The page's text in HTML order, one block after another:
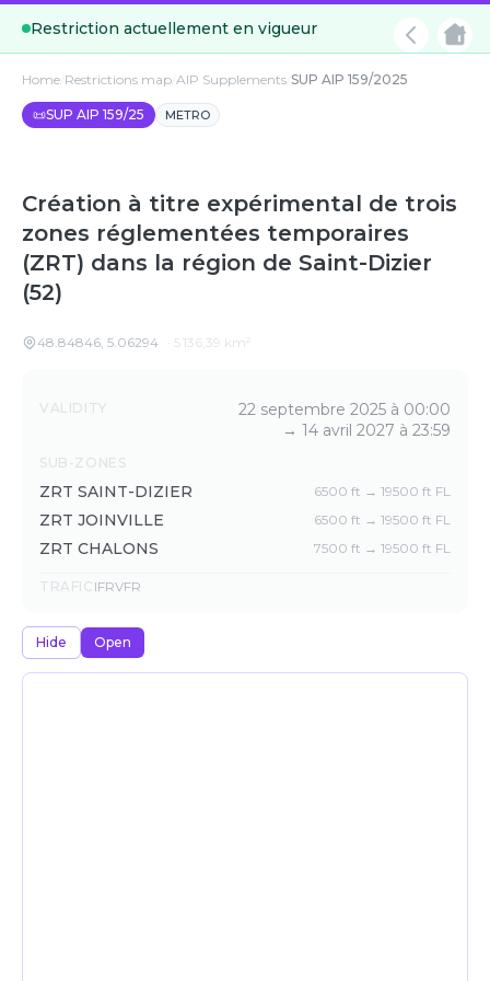
Restriction actuellement en vigueur
Home Restrictions map AIP Supplements SUP AIP 159/2025
📜SUP AIP 159/25 METRO
Création à titre expérimental de trois
zones réglementées temporaires
(ZRT) dans la région de Saint-Dizier
(52)
48.84846, 5.06294 5 136,39 km²
Details
VALIDITY
22 septembre 2025 à 00:00
→ 14 avril 2027 à 23:59
SUB-ZONES
ZRT SAINT-DIZIER 6500 ft → 19500 ft FL
ZRT JOINVILLE 6500 ft → 19500 ft FL
ZRT CHALONS 7500 ft → 19500 ft FL
TRAFIC IFRVFR
Hide Open